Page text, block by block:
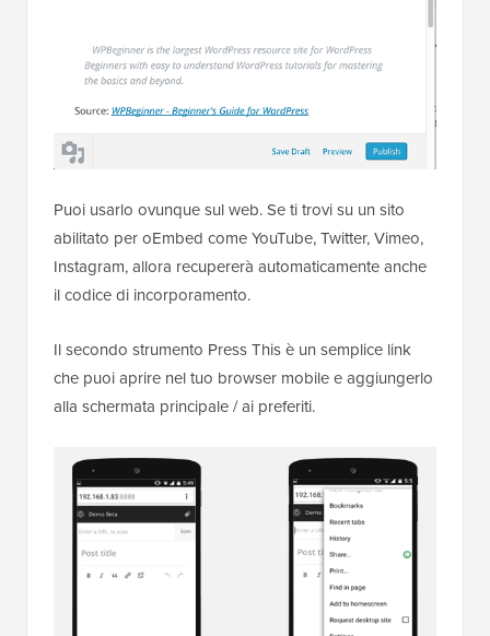
Puoi usarlo ovunque sul web. Se ti trovi su un sito
abilitato per oEmbed come YouTube, Twitter, Vimeo,
Instagram, allora recupererà automaticamente anche
il codice di incorporamento.
Il secondo strumento Press This è un semplice link
che puoi aprire nel tuo browser mobile e aggiungerlo
alla schermata principale / ai preferiti.